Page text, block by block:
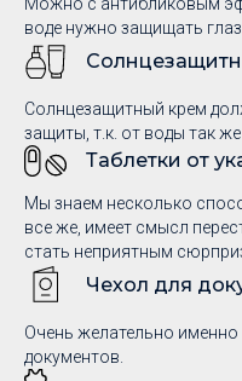
воде нужно защищать
Солнцезащитный крем
защиты, т.к. от воды так
Таблетки от
Мы знаем несколько
все же, имеет смысл
стать неприятным
Чехол для
Очень желательно
документов.